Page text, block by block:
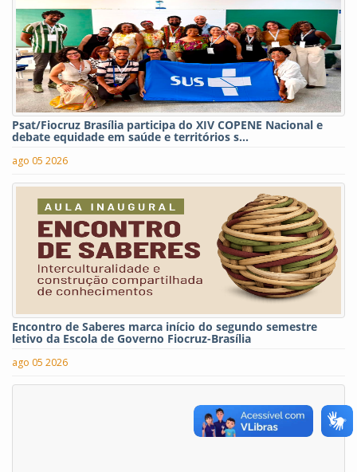
Psat/Fiocruz Brasília participa do XIV COPENE Nacional e
debate equidade em saúde e territórios s...
ago 05 2026
Encontro de Saberes marca início do segundo semestre
letivo da Escola de Governo Fiocruz-Brasília
ago 05 2026